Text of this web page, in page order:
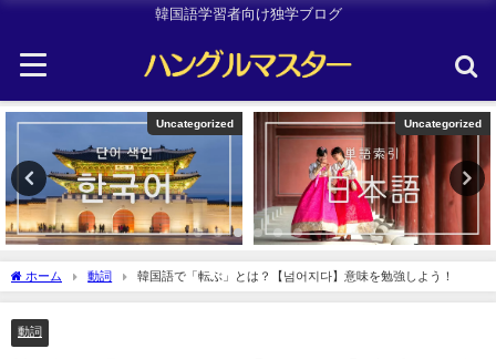
韓国語学習者向け独学ブログ
Uncategorized 韓国旅行
ホーム 動詞 韓国語で「転ぶ」とは？【넘어지다】意味を勉強しよう！
動詞